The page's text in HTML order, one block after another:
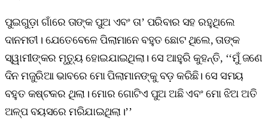
ପୁଇଗୁଡ଼ା ଗାଁରେ ତାଙ୍କ ପୁଅ ଏବଂ ତା’ ପରିବାର ସହ ରହୁଥିଲେ
ଦାନମତୀ। ଯେତେବେଳେ ପିଲାମାନେ ବହୁତ ଛୋଟ ଥିଲେ, ତାଙ୍କ
ସ୍ୱାମୀଙ୍କର ମୃତ୍ୟୁ ହୋଇଯାଇଥିଲା। ସେ ଆହୁରି କୁହନ୍ତି, ‘‘ମୁଁ ଜଣେ
ଦିନ ମଜୁରିଆ ଭାବରେ ମୋ ପିଲାମାନଙ୍କୁ ବଡ଼ କରିଛି। ସେ ସମୟ
ବହୁତ କଷ୍ଟକର ଥିଲା। ମୋର ଗୋଟିଏ ପୁଅ ଅଛି ଏବଂ ମୋ ଝିଅ ଅତି
ଅଳ୍ପ ବୟସରେ ମରିଯାଇଥିଲା।’’